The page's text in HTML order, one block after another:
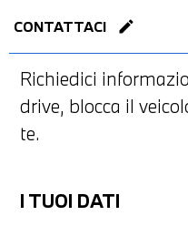
CONTATTACI edit
Richiedici
drive, blocca il
te.
I TUOI DATI